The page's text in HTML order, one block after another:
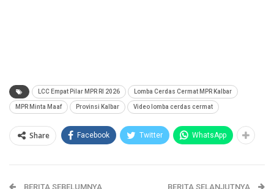
LCC Empat Pilar MPR RI 2026 Lomba Cerdas Cermat MPR Kalbar
MPR Minta Maaf Provinsi Kalbar Video lomba cerdas cermat
Share Facebook Twitter WhatsApp
BERITA SEBELUMNYA BERITA SELANJUTNYA